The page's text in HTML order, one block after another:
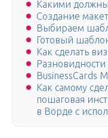
Какими
Создание
Выбираем
Готовый
Как сделать
Разновидности
BusinessCards
Как самому
пошаговая
в Ворде с